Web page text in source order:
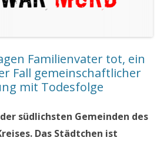
Familienvater tot, ein
Fall gemeinschaftlicher
mit Todesfolge
südlichsten Gemeinden des
Das Städtchen ist